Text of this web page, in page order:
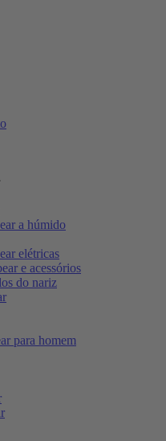
a húmido
elétricas
e acessórios
do nariz
para homem